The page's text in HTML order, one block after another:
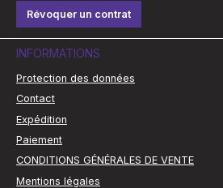
Révoquer un contrat
INFORMATIONS
Protection des données
Contact
Expédition
Paiement
CONDITIONS GÉNÉRALES DE VENTE
Mentions légales